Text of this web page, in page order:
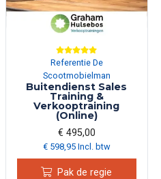
Referentie De
Scootmobielman
Buitendienst Sales
Training &
Verkooptraining
(Online)
€ 495,00
€ 598,95 Incl. btw
Pak de regie